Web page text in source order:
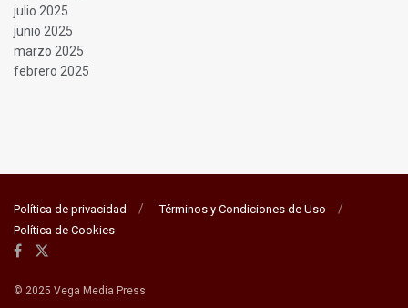
julio 2025
junio 2025
marzo 2025
febrero 2025
Política de privacidad
Términos y Condiciones de Uso
Política de Cookies
© 2025 Vega Media Press